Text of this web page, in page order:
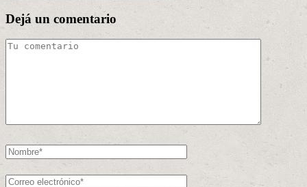
Dejá un comentario